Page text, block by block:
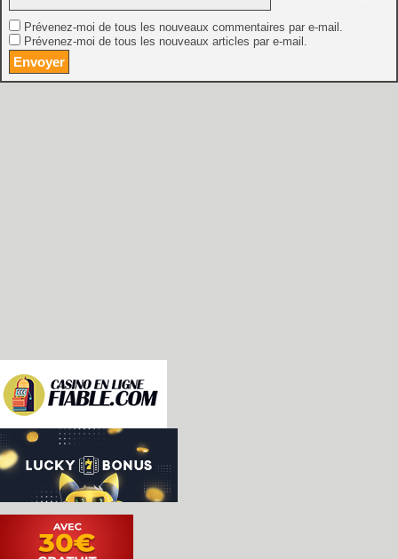
Prévenez-moi de tous les nouveaux commentaires par e-mail.
Prévenez-moi de tous les nouveaux articles par e-mail.